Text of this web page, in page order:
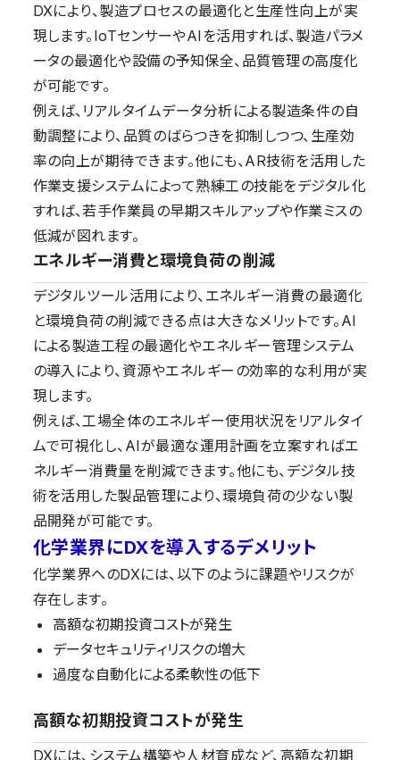
DXにより、製造プロセスの最適化と生産性向上が実
現します。IoTセンサーやAIを活用すれば、製造パラメ
ータの最適化や設備の予知保全、品質管理の高度化
が可能です。
例えば、リアルタイムデータ分析による製造条件の自
動調整により、品質のばらつきを抑制しつつ、生産効
率の向上が期待できます。他にも、AR技術を活用した
作業支援システムによって熟練工の技能をデジタル化
すれば、若手作業員の早期スキルアップや作業ミスの
低減が図れます。
エネルギー消費と環境負荷の削減
デジタルツール活用により、エネルギー消費の最適化
と環境負荷の削減できる点は大きなメリットです。AI
による製造工程の最適化やエネルギー管理システム
の導入により、資源やエネルギーの効率的な利用が実
現します。
例えば、工場全体のエネルギー使用状況をリアルタイ
ムで可視化し、AIが最適な運用計画を立案すればエ
ネルギー消費量を削減できます。他にも、デジタル技
術を活用した製品管理により、環境負荷の少ない製
品開発が可能です。
化学業界にDXを導入するデメリット
化学業界へのDXには、以下のように課題やリスクが
存在します。
高額な初期投資コストが発生
データセキュリティリスクの増大
過度な自動化による柔軟性の低下
高額な初期投資コストが発生
DXには、システム構築や人材育成など、高額な初期